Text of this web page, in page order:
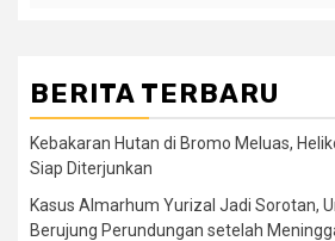
BERITA TERBARU
Kebakaran Hutan di Bromo Meluas,
Siap Diterjunkan
Kasus Almarhum Yurizal Jadi Sorotan,
Berujung Perundungan setelah